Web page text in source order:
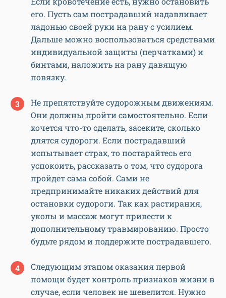
его. Пусть сам пострадавший надавливает
ладонью своей руки на рану с усилием.
Дальше можно воспользоваться средствами
индивидуальной защиты (перчатками) и
бинтами, наложить на рану давящую
повязку.
Не препятствуйте судорожным движениям.
Они должны пройти самостоятельно. Если
хочется что-то сделать, засеките, сколько
длятся судороги. Если пострадавший
испытывает страх, то постарайтесь его
успокоить, рассказать о том, что судорога
пройдет сама собой. Сами не
предпринимайте никаких действий для
остановки судороги. Так как растирания,
уколы и массаж могут привести к
дополнительному травмированию. Просто
будьте рядом и поддержите пострадавшего.
Следующим этапом оказания первой
помощи будет контроль признаков жизни в
случае, если человек не шевелится. Нужно